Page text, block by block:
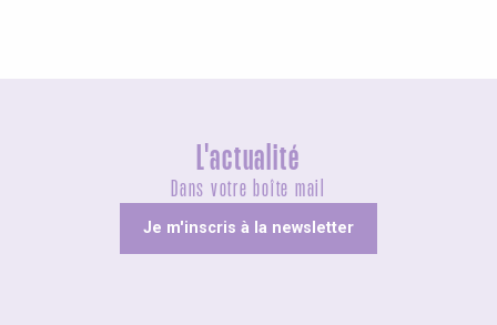
L'actualité
Dans votre boîte mail
Je m'inscris à la newsletter